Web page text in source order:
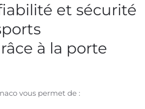
et sécurité
à la porte
vous permet de :